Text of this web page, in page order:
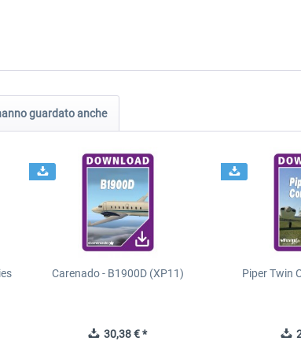
guardato anche
Carenado - B1900D (XP11)
30,38 € *
Piper Twin